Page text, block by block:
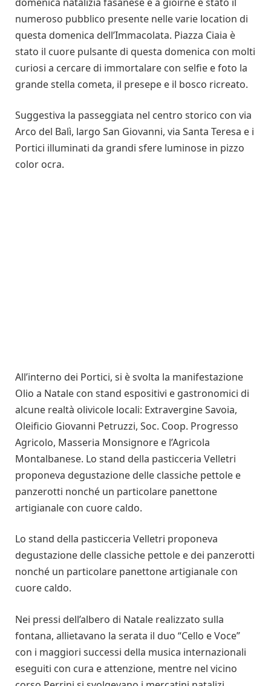
numeroso pubblico presente nelle varie location di
questa domenica dell’Immacolata. Piazza Ciaia è
stato il cuore pulsante di questa domenica con molti
curiosi a cercare di immortalare con selfie e foto la
grande stella cometa, il presepe e il bosco ricreato.
Suggestiva la passeggiata nel centro storico con via
Arco del Balì, largo San Giovanni, via Santa Teresa e i
Portici illuminati da grandi sfere luminose in pizzo
color ocra.
All’interno dei Portici, si è svolta la manifestazione
Olio a Natale con stand espositivi e gastronomici di
alcune realtà olivicole locali: Extravergine Savoia,
Oleificio Giovanni Petruzzi, Soc. Coop. Progresso
Agricolo, Masseria Monsignore e l’Agricola
Montalbanese. Lo stand della pasticceria Velletri
proponeva degustazione delle classiche pettole e
panzerotti nonché un particolare panettone
artigianale con cuore caldo.
Lo stand della pasticceria Velletri proponeva
degustazione delle classiche pettole e dei panzerotti
nonché un particolare panettone artigianale con
cuore caldo.
Nei pressi dell’albero di Natale realizzato sulla
fontana, allietavano la serata il duo “Cello e Voce”
con i maggiori successi della musica internazionali
eseguiti con cura e attenzione, mentre nel vicino